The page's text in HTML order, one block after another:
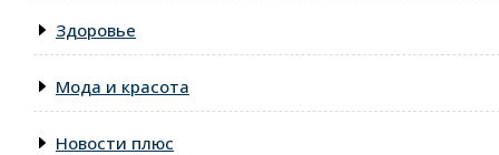
Здоровье
Мода и красота
Новости плюс